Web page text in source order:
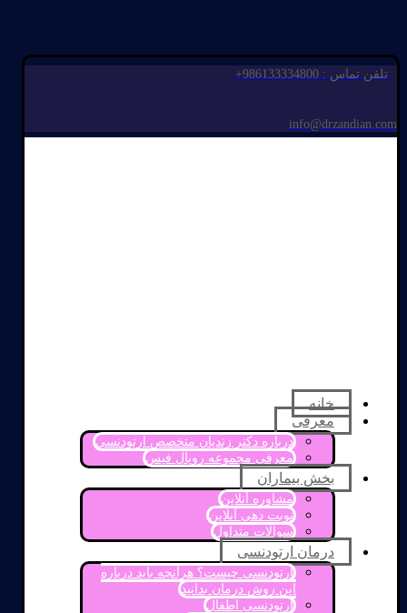
تلفن تماس : 986133334800+
info@drzandian.com
خانه
معرفی
درباره دکتر زندیان متخصص ارتودنسی
معرفی مجموعه رویال فیس
بخش بیماران
مشاوره آنلاین
نوبت دهی آنلاین
سوالات متداول
درمان ارتودنسی
ارتودنسی چیست؟ هرآنچه باید درباره
این روش درمان بدانید
ارتودنسی اطفال